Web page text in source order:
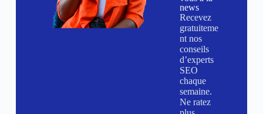
news
Recevez
gratuiteme
nt nos
conseils
d’experts
SEO
chaque
semaine.
Ne ratez